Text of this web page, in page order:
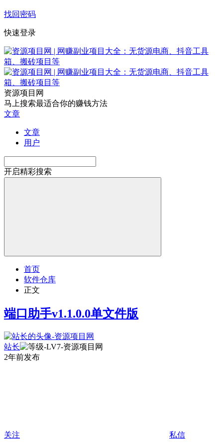
找回密码
快速登录
资源项目网
马上搜索最适合你的赚钱方法
文章
文章
用户
开启精彩搜索
首页
软件仓库
正文
端口助手v1.1.0.0单文件版
站长
2年前发布
关注 私信